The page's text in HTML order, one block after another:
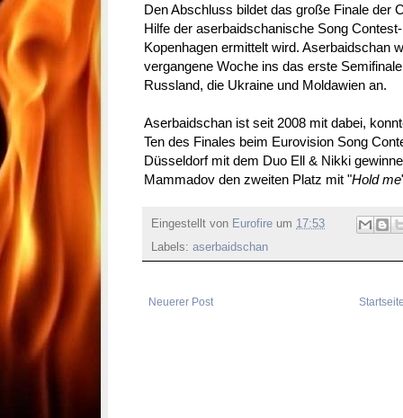
Den Abschluss bildet das große Finale der
Hilfe der aserbaidschanische Song
Kopenhagen ermittelt wird. Aserbaidschan
vergangene Woche ins das erste
Russland, die Ukraine und Moldawien an.
Aserbaidschan ist seit 2008 mit dabei,
Ten des Finales beim Eurovision Song
Düsseldorf mit dem Duo Ell & Nikki
Mammadov den zweiten Platz mit "Hold me
Eingestellt von Eurofire um 17:53
Labels: aserbaidschan
Neuerer Post